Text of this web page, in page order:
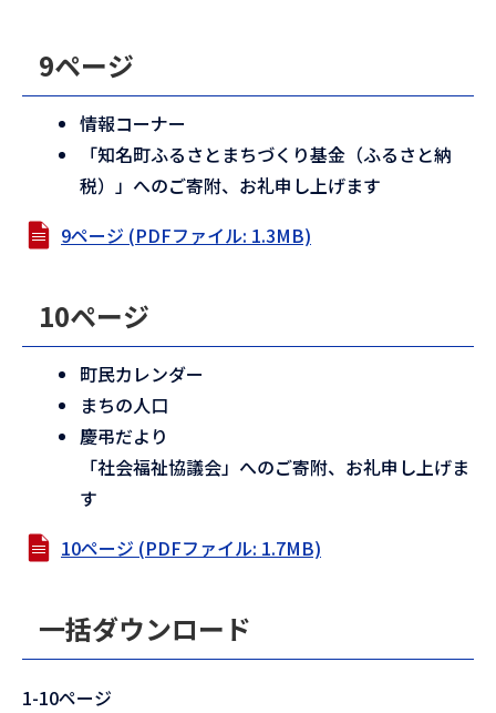
9ページ
情報コーナー
「知名町ふるさとまちづくり基金（ふるさと納
税）」へのご寄附、お礼申し上げます
9ページ (PDFファイル: 1.3MB)
10ページ
町民カレンダー
まちの人口
慶弔だより
「社会福祉協議会」へのご寄附、お礼申し上げま
す
10ページ (PDFファイル: 1.7MB)
一括ダウンロード
1-10ページ